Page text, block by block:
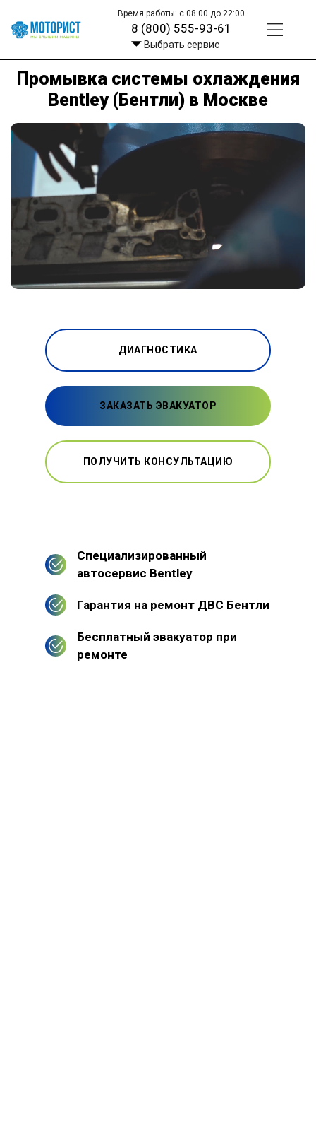
Время работы: с 08:00 до 22:00
8 (800) 555-93-61
Выбрать сервис
Промывка системы охлаждения
Bentley (Бентли) в Москве
ДИАГНОСТИКА
ЗАКАЗАТЬ ЭВАКУАТОР
ПОЛУЧИТЬ КОНСУЛЬТАЦИЮ
Специализированный
автосервис Bentley
Гарантия на ремонт ДВС Бентли
Бесплатный эвакуатор при
ремонте